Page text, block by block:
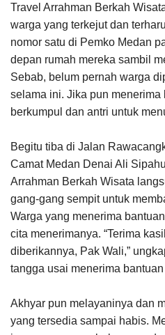
Travel Arrahman Berkah
warga yang terkejut dan
nomor satu di Pemko Medan
depan rumah mereka sambil
Sebab, belum pernah warga
selama ini. Jika pun
berkumpul dan antri untuk
Begitu tiba di Jalan
Camat Medan Denai Ali
Arrahman Berkah Wisata
gang-gang sempit untuk
Warga yang menerima
cita menerimanya. “Terima
diberikannya, Pak Wali,”
tangga usai menerima
Akhyar pun melayaninya dan
yang tersedia sampai habis.